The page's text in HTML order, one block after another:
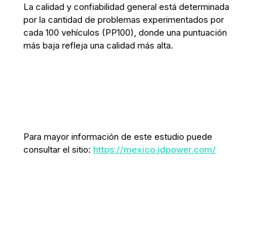
La calidad y confiabilidad general está determinada
por la cantidad de problemas experimentados por
cada 100 vehículos (PP100), donde una puntuación
más baja refleja una calidad más alta.
Para mayor información de este estudio puede
consultar el sitio: https://mexico.jdpower.com/